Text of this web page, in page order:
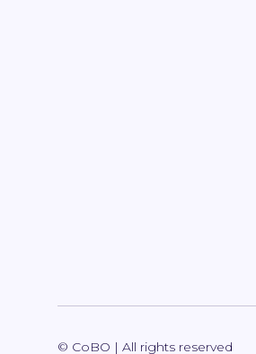
© CoBO | All rights reserved